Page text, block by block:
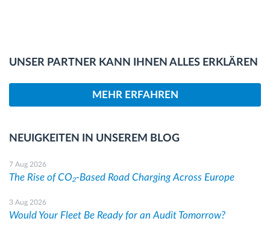
UNSER PARTNER KANN IHNEN ALLES ERKLÄREN
MEHR ERFAHREN
NEUIGKEITEN IN UNSEREM BLOG
7 Aug 2026
The Rise of CO₂-Based Road Charging Across Europe
3 Aug 2026
Would Your Fleet Be Ready for an Audit Tomorrow?